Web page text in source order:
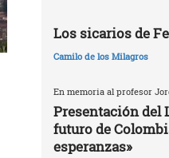
Los sicarios de
Camilo de los Milagros
En memoria al profesor
Presentación del
futuro de
esperanzas»